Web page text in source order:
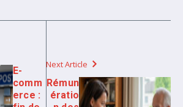
E-
comm
erce :
Next Article
Rémun
ératio